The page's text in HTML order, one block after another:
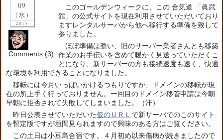
09
(水)
2018
Comments (3)
このゴールデンウィークに、この 合気道 「眞武
館」の公式サイトを現在利用させていただいており
ますレンタルサーバから他へ移行する準備を致して
参りました。
ほぼ準備は整い、旧のサーバー業者さんとも移築
作業のお手伝いを含めて暖かく見送っていただくこ
とになり、新サーバーの方も接続速度も速く、快適
な環境を利用できることになりました。
移転には今月いっぱいかけるつもりですが、ドメインの移転が現
在の所上手く行っておりません。一回目のドメイン移管申請は今朝
早朝に拒否されて失敗してしまいました。（汗）
昨日公表させていただいた仮のＵＲＬ で新サーバでのこのサイト
を暫定版ですが垣間見られますので興味のある方はご覧ください。
この土日は小豆島合宿です。４月初め以来傷病が続きましたので